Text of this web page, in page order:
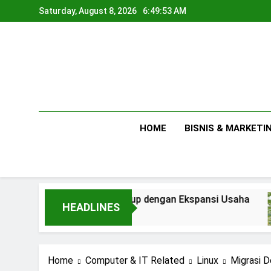
to
Saturday, August 8, 2026 6:49:54 AM
HOME BISNIS &
HEADLINES
Hidup dengan Ekspansi Usaha
2
Home Computer & IT Related Linux Migrasi